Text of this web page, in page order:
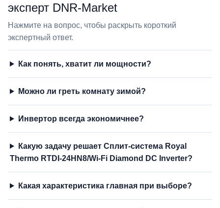
эксперт DNR‑Market
Нажмите на вопрос, чтобы раскрыть короткий
экспертный ответ.
Как понять, хватит ли мощности?
Можно ли греть комнату зимой?
Инвертор всегда экономичнее?
Какую задачу решает Сплит-система Royal
Thermo RTDI-24HN8/Wi-Fi Diamond DC Inverter?
Какая характеристика главная при выборе?